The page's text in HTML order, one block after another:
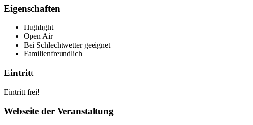
Eigenschaften
Highlight
Open Air
Bei Schlechtwetter geeignet
Familienfreundlich
Eintritt
Eintritt frei!
Webseite der Veranstaltung